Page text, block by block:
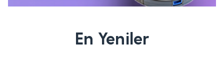
En Yeniler